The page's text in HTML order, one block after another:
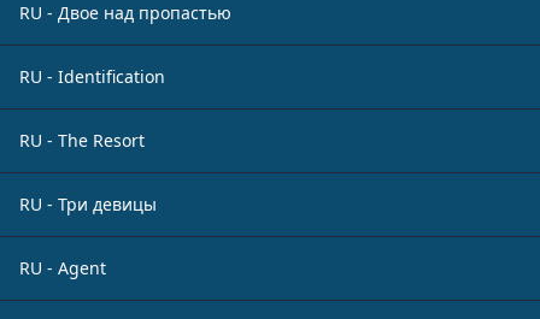
RU - Двое над пропастью
RU - Identification
RU - The Resort
RU - Три девицы
RU - Agent